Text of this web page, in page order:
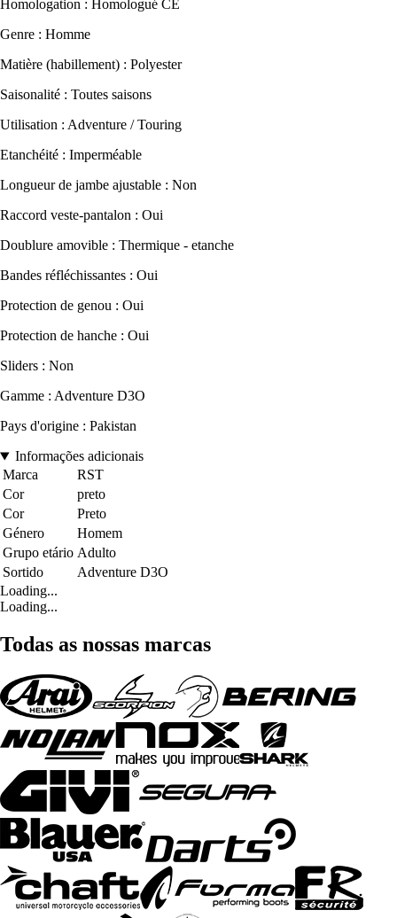
Homologation : Homologué CE
Genre : Homme
Matière (habillement) : Polyester
Saisonalité : Toutes saisons
Utilisation : Adventure / Touring
Etanchéité : Imperméable
Longueur de jambe ajustable : Non
Raccord veste-pantalon : Oui
Doublure amovible : Thermique - etanche
Bandes réfléchissantes : Oui
Protection de genou : Oui
Protection de hanche : Oui
Sliders : Non
Gamme : Adventure D3O
Pays d'origine : Pakistan
Informações adicionais
Marca
RST
Cor
preto
Cor
Preto
Género
Homem
Grupo etário Adulto
Sortido
Adventure D3O
Loading...
Loading...
Todas as nossas marcas